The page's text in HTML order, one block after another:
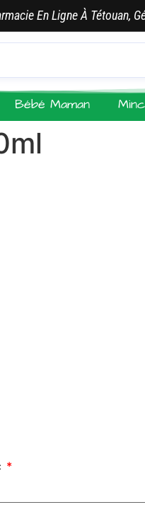
En Ligne À Tétouan,
Bébé Maman
*